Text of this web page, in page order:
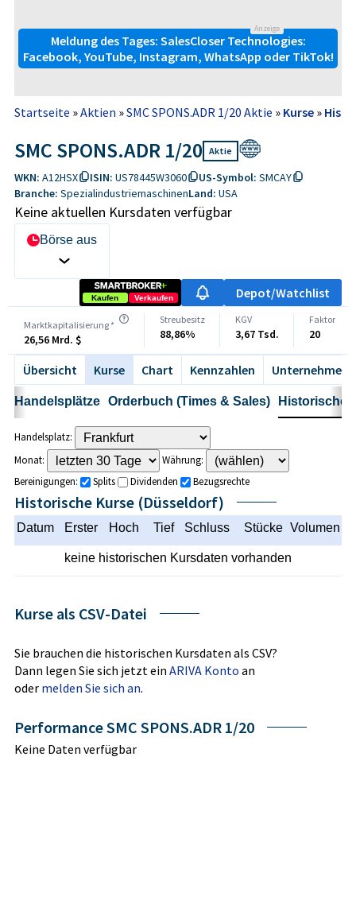
Anzeige
Meldung des Tages: SalesCloser Technologies:
Facebook, YouTube, Instagram, WhatsApp oder TikTok!
Startseite »Aktien »SMC SPONS.ADR 1/20 Aktie » Kurse »
SMC SPONS.ADR 1/20 Aktie
WKN: A12HSX ISIN: US78445W3060 US-Symbol: SMCAY
Branche: SpezialindustriemaschinenLand: USA
Keine aktuellen Kursdaten verfügbar
Börse auswählen
Kaufen Verkaufen Depot/Watchlist
Marktkapitalisierung *
26,56 Mrd. $
Streubesitz
88,86%
KGV
3,67 Tsd.
Faktor
20
Übersicht Kurse Chart Kennzahlen Unternehmen
Handelsplätze Orderbuch (Times & Sales) Historische
Handelsplatz:
Monat:
Währung:
Bereinigungen:
Splits Dividenden Bezugsrechte
Historische Kurse (Düsseldorf)
Datum Erster Hoch Tief Schluss Stücke Volumen
keine historischen Kursdaten vorhanden
Kurse als CSV-Datei
Sie brauchen die historischen Kursdaten als CSV?
Dann legen Sie sich jetzt ein ARIVA Konto an
oder melden Sie sich an.
Performance SMC SPONS.ADR 1/20
Keine Daten verfügbar